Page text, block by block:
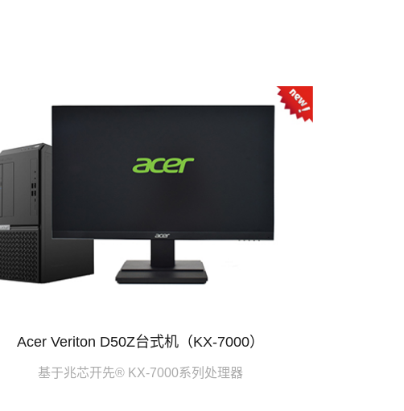
Acer Veriton D50Z台式机（KX-7000）
基于兆芯开先® KX-7000系列处理器